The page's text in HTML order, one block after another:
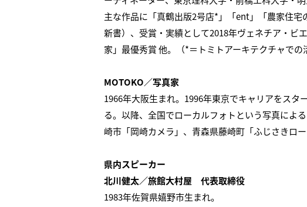
主な作品に「真鶴出版2号店*」「ent」「農家住
新書）、受賞・実績として2018年ヴェネチア・ビ
家」最優秀賞 他。（*＝トミトアーキテクチャでの
MOTOKO／写真家
1966年大阪生まれ。1996年東京でキャリアをス
る。以降、全国でローカルフォトという写真によ
崎市「岡崎カメラ」、青森県藤崎町「ふじさきロ
県内スピーカー
北川健太／旅館大村屋 代表取締役
1983年佐賀県嬉野市生まれ。